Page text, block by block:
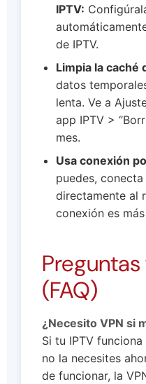
IPTV:
de IPTV.
Limpia la caché
datos
lenta. Ve a
app IPTV >
mes.
Usa conexión
puedes,
directamente al
conexión es
(FAQ)
¿Necesito VPN si
Si tu IPTV
no la necesites
de funcionar, la